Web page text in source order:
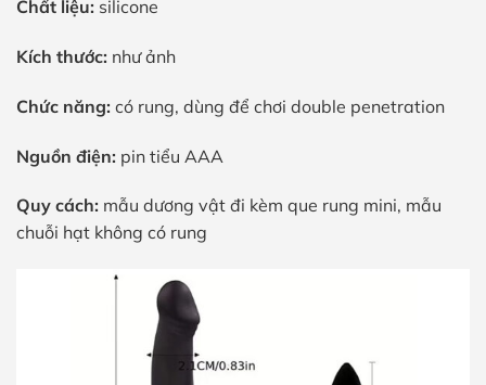
Chất liệu: silicone
Kích thước: như ảnh
Chức năng: có rung, dùng để chơi double penetration
Nguồn điện: pin tiểu AAA
Quy cách: mẫu dương vật đi kèm que rung mini, mẫu
chuỗi hạt không có rung